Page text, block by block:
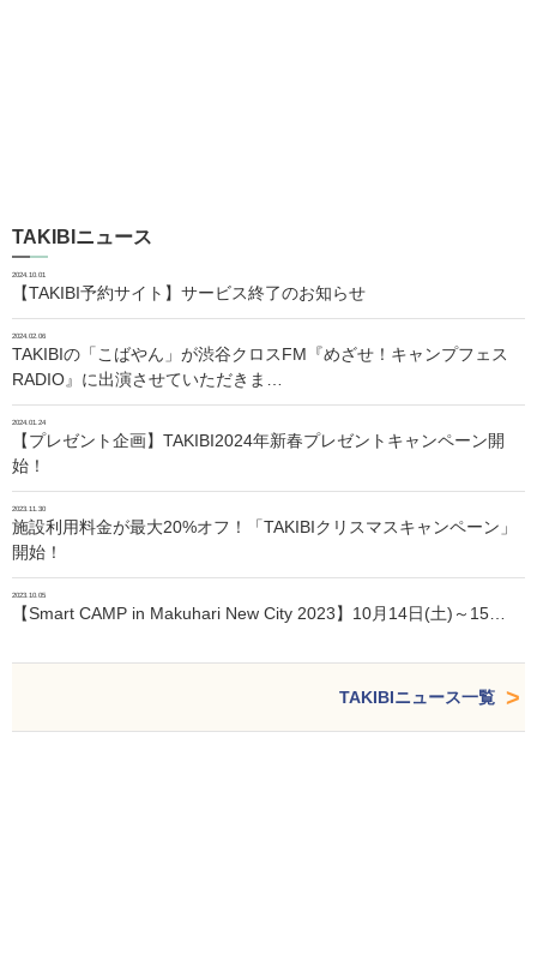
TAKIBIニュース
2024.10.01
【TAKIBI予約サイト】サービス終了のお知らせ
2024.02.06
TAKIBIの「こばやん」が渋谷クロスFM『めざせ！キャンプフェス
RADIO』に出演させていただきま…
2024.01.24
【プレゼント企画】TAKIBI2024年新春プレゼントキャンペーン開
始！
2023.11.30
施設利用料金が最大20%オフ！「TAKIBIクリスマスキャンペーン」
開始！
2023.10.05
【Smart CAMP in Makuhari New City 2023】10月14日(土)～15…
TAKIBIニュース一覧